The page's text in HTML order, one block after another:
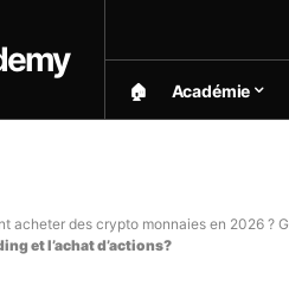
🏠︎ Académie
acheter des crypto monnaies en 2026 ?
et l’achat d’actions?